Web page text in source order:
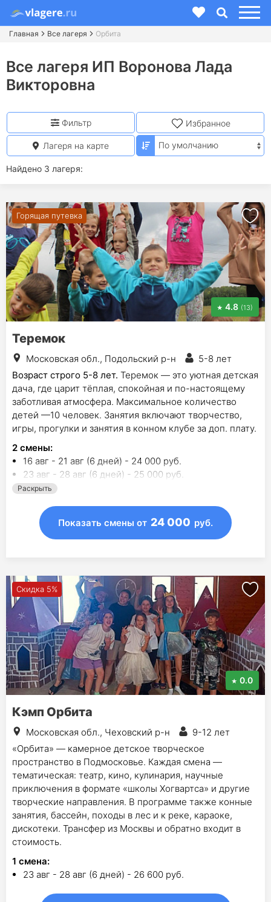
Главная Все лагеря Орбита
Все лагеря ИП Воронова Лада
Викторовна
Найдено 3 лагеря:
Фильтр Избранное
Лагеря на карте
Горящая путевка
4.8 (13)
Теремок
Московская обл., Подольский р-н
5-8 лет
Возраст строго 5-8 лет. Теремок — это уютная детская
дача, где царит тёплая, спокойная и по-настоящему
заботливая атмосфера. Максимальное количество
детей —10 человек. Занятия включают творчество,
игры, прогулки и занятия в конном клубе за доп. плату.
2 смены:
16 авг - 21 авг (6 дней) - 24 000 руб.
23 авг - 28 авг (6 дней) - 25 000 руб.
Раскрыть
Показать смены от 24 000 руб.
Скидка 5%
0.0
Кэмп Орбита
Московская обл., Чеховский р-н
9-12 лет
«Орбита» — камерное детское творческое
пространство в Подмосковье. Каждая смена —
тематическая: театр, кино, кулинария, научные
приключения в формате «школы Хогвартса» и другие
творческие направления. В программе также конные
занятия, бассейн, походы в лес и к реке, караоке,
дискотеки. Трансфер из Москвы и обратно входит в
стоимость.
1 смена:
23 авг - 28 авг (6 дней) - 26 600 руб.